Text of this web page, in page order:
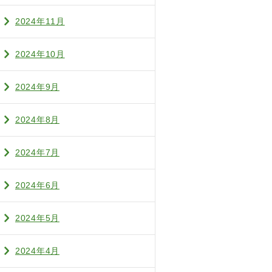
2024年11月
2024年10月
2024年9月
2024年8月
2024年7月
2024年6月
2024年5月
2024年4月